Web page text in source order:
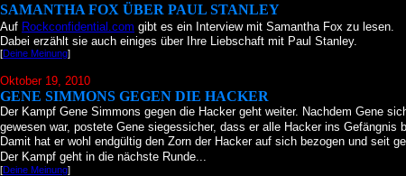
SAMANTHA FOX ÜBER PAUL STANLEY
Auf Rockconfidential.com gibt es ein Interview mit Samantha Fox zu lesen.
Dabei erzählt sie auch einiges über Ihre Liebschaft mit Paul Stanley.
[Deine Meinung]
Oktober 19, 2010
GENE SIMMONS GEGEN DIE HACKER
Der Kampf Gene Simmons gegen die Hacker geht weiter. Nachdem Gene
gewesen war, postete Gene siegessicher, dass er alle Hacker ins Gefängnis
Damit hat er wohl endgültig den Zorn der Hacker auf sich bezogen und seit
Der Kampf geht in die nächste Runde...
[Deine Meinung]